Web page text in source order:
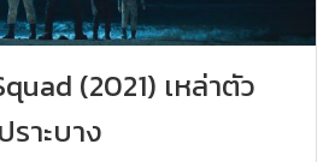
(2021) เหล่าตัว
ราะบาง